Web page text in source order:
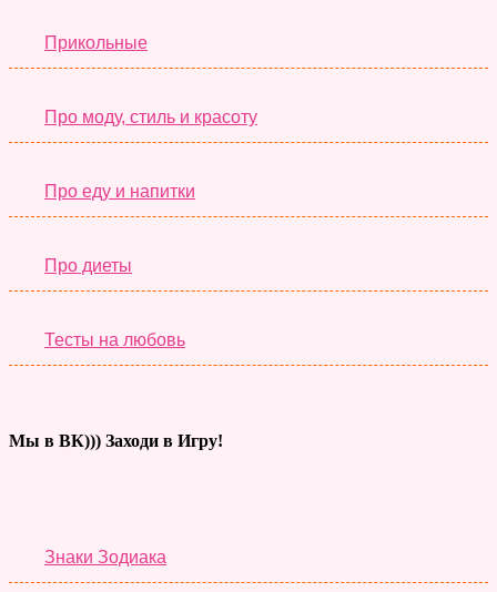
Прикольные
Про моду, стиль и красоту
Про еду и напитки
Про диеты
Тесты на любовь
Мы в ВК))) Заходи в Игру!
Знаки Зодиака